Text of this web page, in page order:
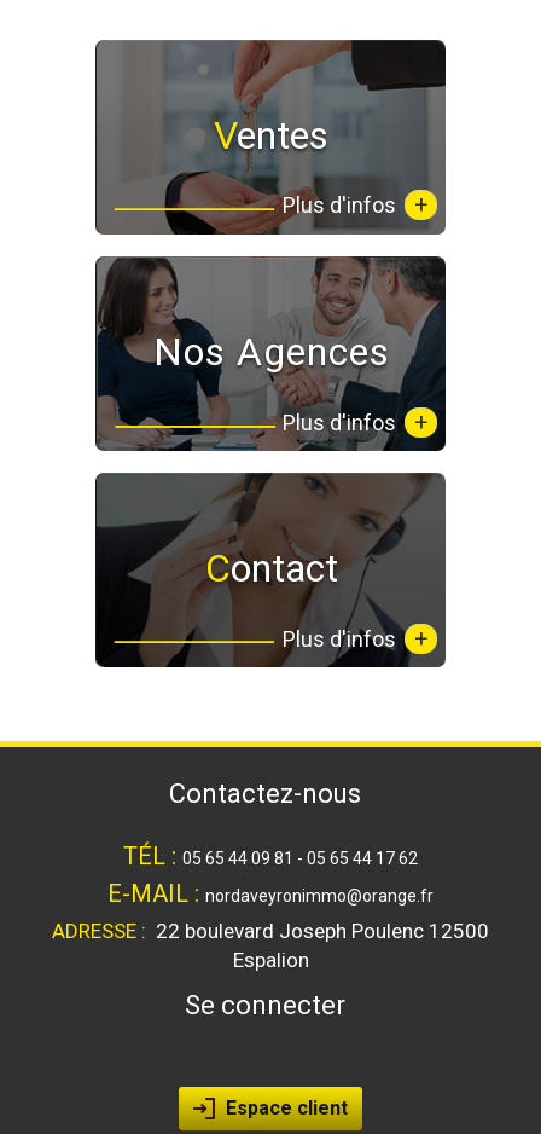
Ventes
Plus d'infos +
Nos Agences
Plus d'infos +
Contact
Plus d'infos +
contactez-nous
TÉL : 05 65 44 09 81 - 05 65 44 17 62
E-MAIL : nordaveyronimmo@orange.fr
ADRESSE : 22 boulevard Joseph Poulenc 12500
Espalion
se connecter
Espace client